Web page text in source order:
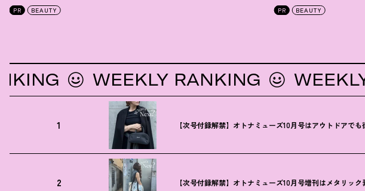
PR BEAUTY PR BEAUTY
WEEKLY RANKING WEEKLY
1 【次号付録解禁】オトナミューズ10月号はアウトドアでも
2 【次号付録解禁】オトナミューズ10月号増刊はメタリッ